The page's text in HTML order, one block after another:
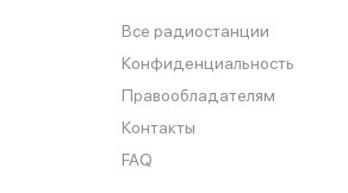
Все радиостанции
Конфиденциальность
Правообладателям
Контакты
FAQ